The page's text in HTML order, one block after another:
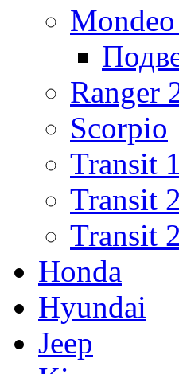
Ranger
Scorpio
Transit
Transit
Transit
Honda
Hyundai
Jeep